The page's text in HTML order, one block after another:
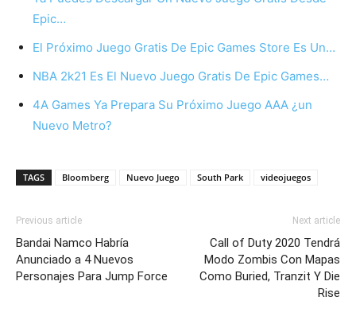
Epic…
El Próximo Juego Gratis De Epic Games Store Es Un…
NBA 2k21 Es El Nuevo Juego Gratis De Epic Games…
4A Games Ya Prepara Su Próximo Juego AAA ¿un
Nuevo Metro?
TAGS Bloomberg Nuevo Juego South Park videojuegos
Previous article
Bandai Namco Habría
Anunciado a 4 Nuevos
Personajes Para Jump Force
Next article
Call of Duty 2020 Tendrá
Modo Zombis Con Mapas
Como Buried, Tranzit Y Die
Rise